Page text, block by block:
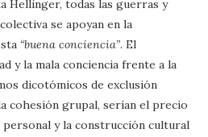
Hellinger, todas las guerras y
se apoyan en la
“buena conciencia”. El
y la mala conciencia frente a la
dicotómicos de exclusión
cohesión grupal, serían el precio
y la construcción cultural